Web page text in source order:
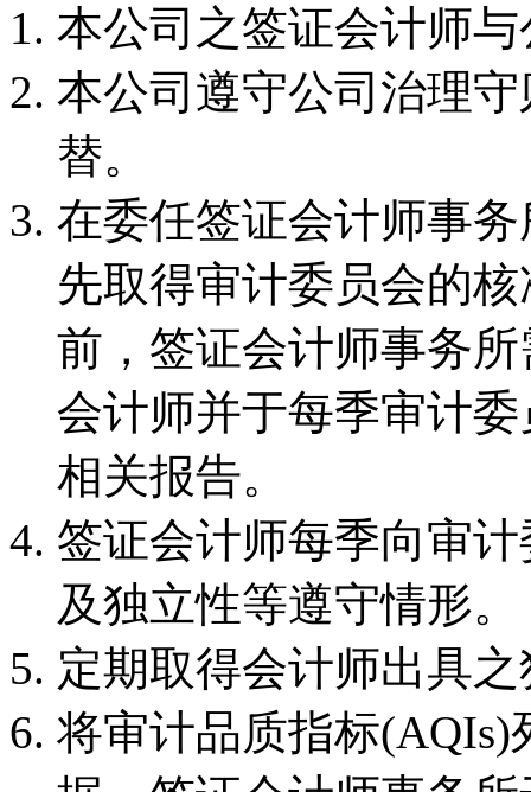
本公司之签证会计师
本公司遵守公司治理
替。
在委任签证会计师事
先取得审计委员会的
前，签证会计师事务
会计师并于每季审计
相关报告。
签证会计师每季向审
及独立性等遵守情形。
定期取得会计师出具
将审计品质指标